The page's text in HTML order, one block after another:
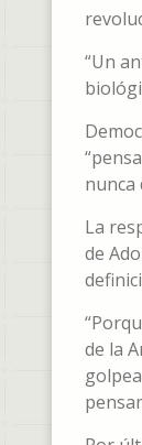
“Un
nunca
La
de
de la